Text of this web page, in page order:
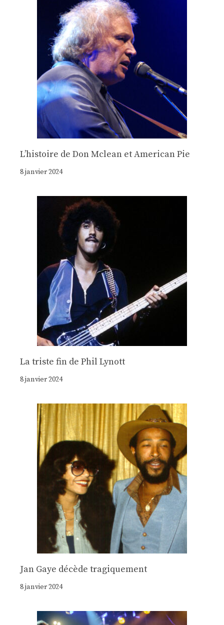
Lʼhistoire de Don Mclean et American Pie
8 janvier 2024
La triste fin de Phil Lynott
8 janvier 2024
Jan Gaye décède tragiquement
8 janvier 2024